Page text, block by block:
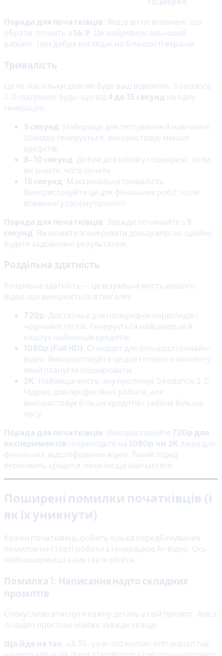
Порада для початківців: Якщо ви не впевнені, що
обрати, почніть з 16:9. Це найуніверсальніший
варіант, і він добре виглядає на більшості екранів.
Тривалість
Це те, наскільки довгим буде ваш відеокліп. Seedance
2.0 підтримує будь-що від 4 до 15 секунд на одну
генерацію.
5 секунд: Найкраще для тестування й навчання.
Швидко генерується, використовує менше
кредитів.
8–10 секунд: Добре для кліпів у соцмережі, коли
ви знаєте, чого хочете.
15 секунд: Максимальна тривалість.
Використовуйте це для фінальних робіт, коли
впевнені у своєму промпті.
Порада для початківців: Завжди починайте з 5
секунд . Ви можете згенерувати довшу версію, щойно
будете задоволені результатом.
Роздільна здатність
Роздільна здатність — це візуальна якість вашого
відео, що вимірюється в пікселях.
720p: Достатньо для попередніх переглядів і
чорнових тестів. Генерується найшвидше й
коштує найменше кредитів.
1080p (Full HD): Стандарт для більшості онлайн-
відео. Використовуйте це для готового контенту,
який плануєте поширювати.
2K: Найвища якість, яку пропонує Seedance 2.0.
Чудово для професійної роботи, але
використовує більше кредитів і займає більше
часу.
Порада для початківців: Використовуйте 720p для
експериментів і переходьте на 1080p чи 2K лише для
фінальних, відшліфованих відео. Такий підхід
економить кредити, поки ви ще навчаєтеся.
Поширені помилки початківців (і
як їх уникнути)
Кожен початківець робить кілька передбачуваних
помилок на старті роботи з генерацією AI-відео. Ось
найпоширеніші з них і як їх обійти.
Помилка 1: Написання надто складних
промптів
Спокусливо втиснути кожну деталь у свій промпт. Але з
AI-відео простіше майже завжди краще.
Що йде не так: «A 35-year-old woman with auburn hair